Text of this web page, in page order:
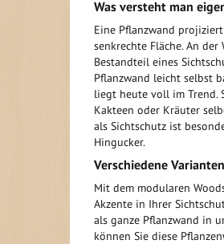
Was versteht man
Eine Pflanzwand
senkrechte Fläche. An
Bestandteil eines
Pflanzwand leicht selbst
liegt heute voll im Trend.
Kakteen oder Kräuter
als Sichtschutz ist
Hingucker.
Verschiedene
Mit dem modularen
Akzente in Ihrer
als ganze Pflanzwand in
können Sie diese